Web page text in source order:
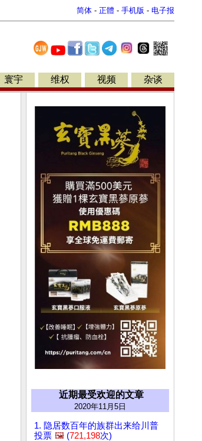
简体 - 正體 - 手机版 - 电子报
寰宇 维权 视频 杂谈
近期最受欢迎的文章
2020年11月5日
1. 隐居数百年的族群出来给川普
投票 🖼️ (721,198次)